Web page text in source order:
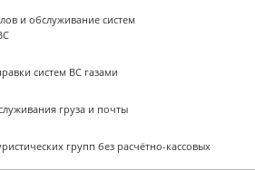
и обслуживание систем
систем ВС газами
груза и почты
групп без расчётно-кассовых